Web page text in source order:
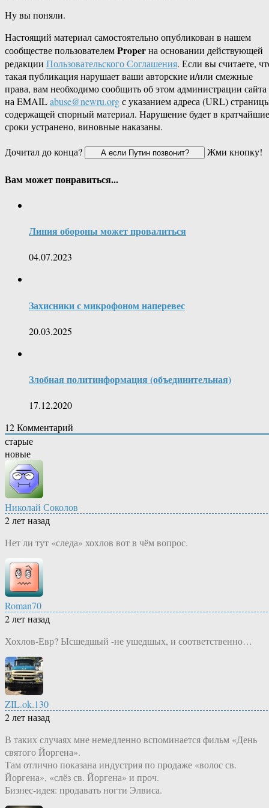
Ну вы поняли.
Настоящий материал самостоятельно опубликован в нашем
сообществе пользователемProperна основании действующей
редакции Пользовательского Соглашения. Если вы считаете,
такая публикация нарушает ваши авторские и/или смежные
права, вам необходимо сообщить об этом администрации сайта
на EMAILabuse@newru.orgс указанием адреса (URL)
содержащей спорный материал. Нарушение будет в кратчайшие
сроки устранено, виновные наказаны.
Дочитал до конца?
Жми кнопку!
Вам может понравиться...
Линия обороны может провалиться
04.07.2023
Захисники с микрофоном наперевес
20.03.2025
Злобная политинформация (объединительная)
17.12.2020
12Комментарий
старые
новые
Николай Соколов
2 лет назад
Нет ли тут «следа» хохлов вот в чём вопрос.
Roman70
2 лет назад
Хохлов-Евр? Ысшедшый -не ушедшых, и соответственно…
ZIL.ok.130
2 лет назад
В таких случаях мне немедленно вспоминается фильм «День
святого Йоргена».
Там отлично показана индустрия по продаже «волос св.
Йоргена», «слёз св. Йоргена» и проч.
Бизнес-идея: продавать ногти Элвиса.